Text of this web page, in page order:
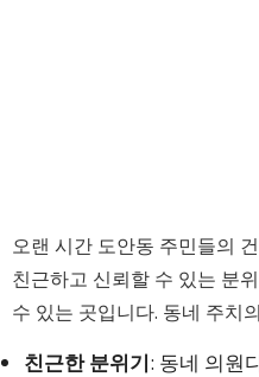
오랜 시간 도안동 주민들의
친근하고 신뢰할 수 있는 분
수 있는 곳입니다. 동네 주치
친근한 분위기: 동네 의원